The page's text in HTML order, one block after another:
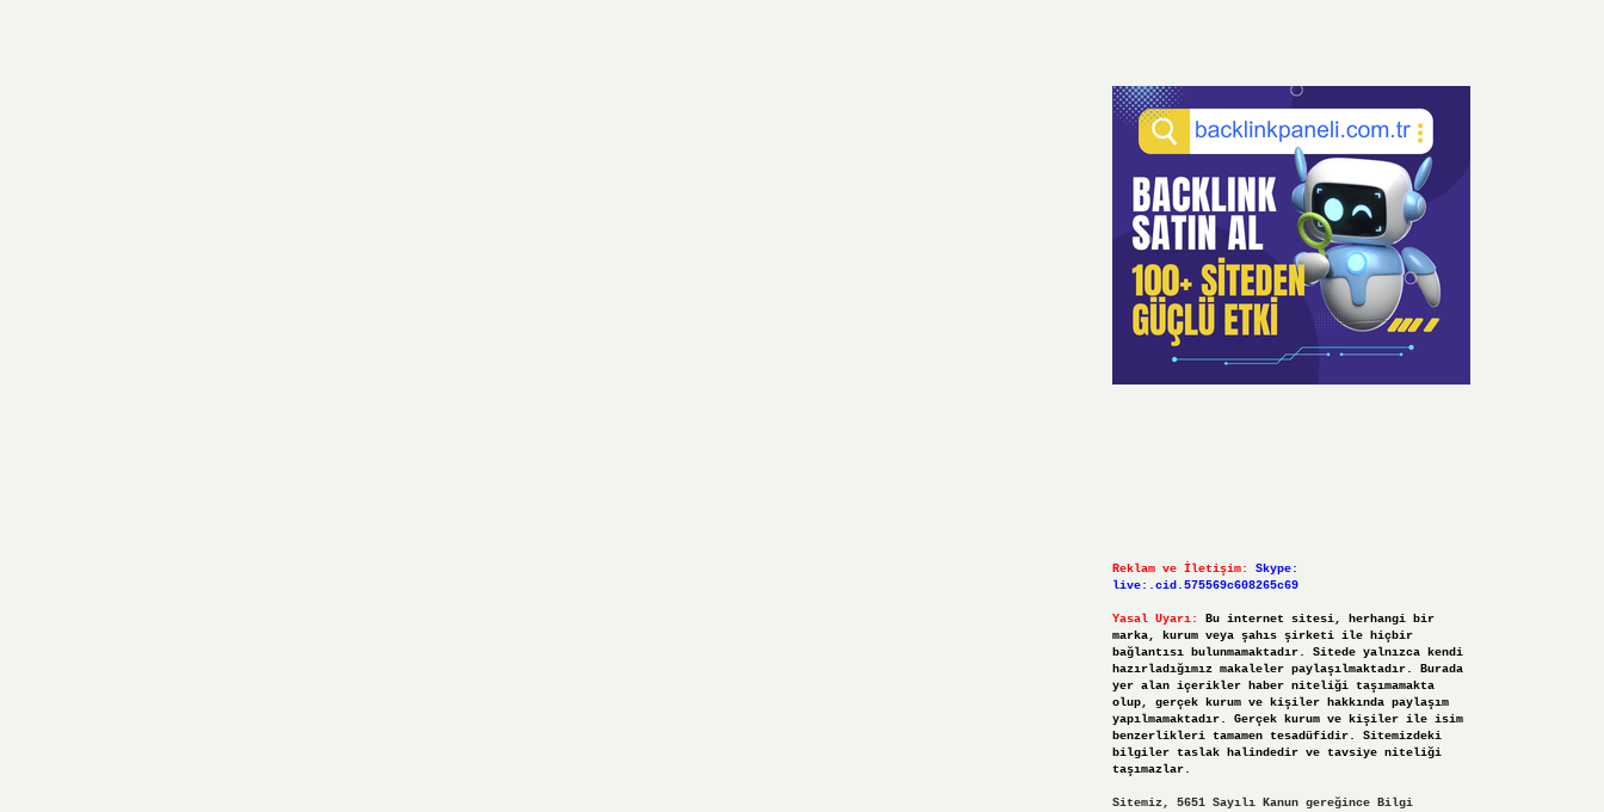
Reklam ve İletişim:
Skype:
live:.cid.575569c608265c69
Yasal Uyarı:
Bu internet sitesi, herhangi bir
marka, kurum veya şahıs şirketi ile hiçbir
bağlantısı bulunmamaktadır. Sitede yalnızca kendi
hazırladığımız makaleler paylaşılmaktadır. Burada
yer alan içerikler haber niteliği taşımamakta
olup, gerçek kurum ve kişiler hakkında paylaşım
yapılmamaktadır. Gerçek kurum ve kişiler ile isim
benzerlikleri tamamen tesadüfidir. Sitemizdeki
bilgiler taslak halindedir ve tavsiye niteliği
taşımazlar.
Sitemiz, 5651 Sayılı Kanun gereğince Bilgi